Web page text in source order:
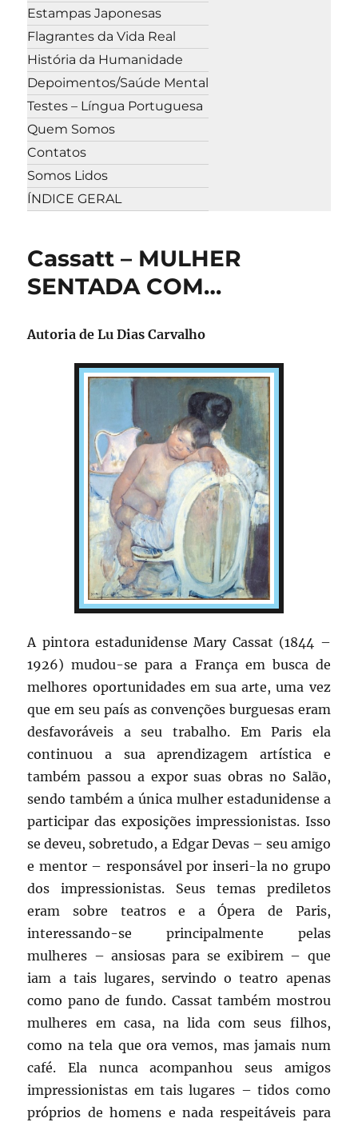
Estampas Japonesas
Flagrantes da Vida Real
História da Humanidade
Depoimentos/Saúde Mental
Testes – Língua Portuguesa
Quem Somos
Contatos
Somos Lidos
ÍNDICE GERAL
Cassatt – MULHER
SENTADA COM…
Autoria de Lu Dias Carvalho
A pintora estadunidense Mary Cassat (1844 –
1926) mudou-se para a França em busca de
melhores oportunidades em sua arte, uma vez
que em seu país as convenções burguesas eram
desfavoráveis a seu trabalho. Em Paris ela
continuou a sua aprendizagem artística e
também passou a expor suas obras no Salão,
sendo também a única mulher estadunidense a
participar das exposições impressionistas. Isso
se deveu, sobretudo, a Edgar Devas – seu amigo
e mentor – responsável por inseri-la no grupo
dos impressionistas. Seus temas prediletos
eram sobre teatros e a Ópera de Paris,
interessando-se principalmente pelas
mulheres – ansiosas para se exibirem – que
iam a tais lugares, servindo o teatro apenas
como pano de fundo. Cassat também mostrou
mulheres em casa, na lida com seus filhos,
como na tela que ora vemos, mas jamais num
café. Ela nunca acompanhou seus amigos
impressionistas em tais lugares – tidos como
próprios de homens e nada respeitáveis para